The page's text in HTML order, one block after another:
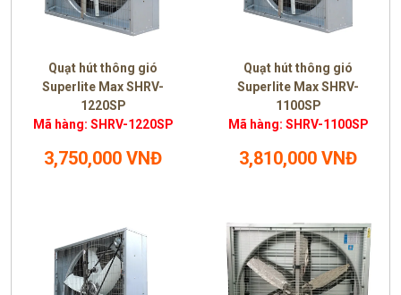
Quạt hút thông gió
Superlite Max SHRV-
1220SP
Mã hàng: SHRV-1220SP
3,750,000 VNĐ
Quạt hút thông gió
Superlite Max SHRV-
1100SP
Mã hàng: SHRV-1100SP
3,810,000 VNĐ